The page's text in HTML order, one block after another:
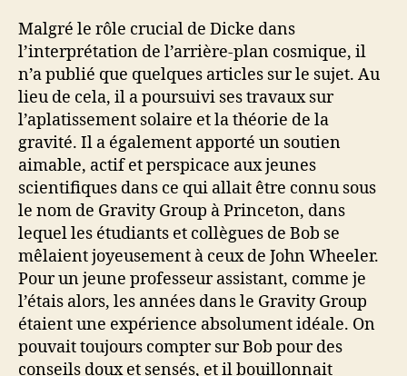
Malgré le rôle crucial de Dicke dans
l’interprétation de l’arrière-plan cosmique, il
n’a publié que quelques articles sur le sujet. Au
lieu de cela, il a poursuivi ses travaux sur
l’aplatissement solaire et la théorie de la
gravité. Il a également apporté un soutien
aimable, actif et perspicace aux jeunes
scientifiques dans ce qui allait être connu sous
le nom de Gravity Group à Princeton, dans
lequel les étudiants et collègues de Bob se
mêlaient joyeusement à ceux de John Wheeler.
Pour un jeune professeur assistant, comme je
l’étais alors, les années dans le Gravity Group
étaient une expérience absolument idéale. On
pouvait toujours compter sur Bob pour des
conseils doux et sensés, et il bouillonnait